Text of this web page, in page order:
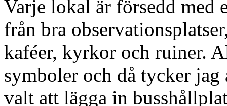
Varje lokal är försedd med
från bra
kaféer, kyrkor och ruiner.
symboler och då tycker
valt att lägga in